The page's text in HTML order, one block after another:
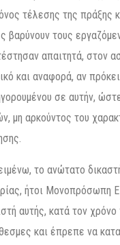
τέλεσης της πράξης
βαρύνουν τους
απαιτητά, στον
και αναφορά, αν
σε αυτήν,
μη αρκούντος του
το ανώτατο
ήτοι Μονοπρόσωπη
αυτής, κατά τον
και έπρεπε να